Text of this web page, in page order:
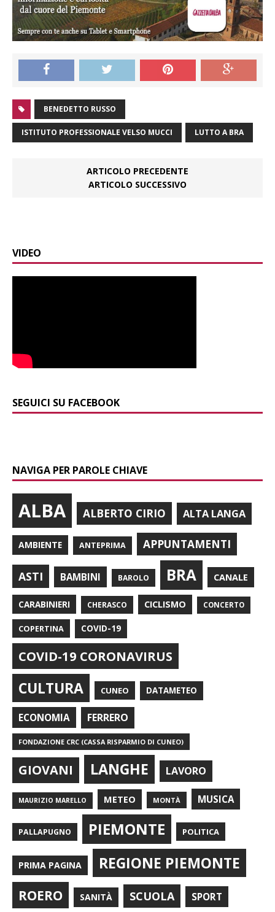
BENEDETTO RUSSO
ISTITUTO PROFESSIONALE VELSO MUCCI LUTTO A BRA
ARTICOLO PRECEDENTE
ARTICOLO SUCCESSIVO
VIDEO
SEGUICI SU FACEBOOK
NAVIGA PER PAROLE CHIAVE
ALBA ALBERTO CIRIO ALTA LANGA
AMBIENTE ANTEPRIMA APPUNTAMENTI
ASTI BAMBINI BAROLO BRA CANALE
CARABINIERI CHERASCO CICLISMO CONCERTO
COPERTINA COVID-19
COVID-19 CORONAVIRUS
CULTURA CUNEO DATAMETEO
ECONOMIA FERRERO
FONDAZIONE CRC (CASSA RISPARMIO DI CUNEO)
GIOVANI LANGHE LAVORO
MAURIZIO MARELLO METEO MONTÀ MUSICA
PALLAPUGNO PIEMONTE POLITICA
PRIMA PAGINA REGIONE PIEMONTE
ROERO SANITÀ SCUOLA SPORT